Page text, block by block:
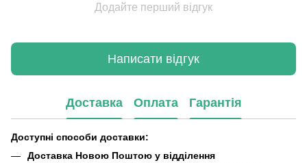
Додайте перший відгук
Написати відгук
Доставка Оплата Гарантія
Доступні способи доставки:
Доставка Новою Поштою у відділення